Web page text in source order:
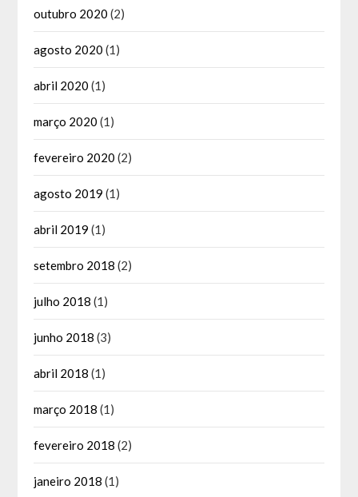
outubro 2020 (2)
agosto 2020 (1)
abril 2020 (1)
março 2020 (1)
fevereiro 2020 (2)
agosto 2019 (1)
abril 2019 (1)
setembro 2018 (2)
julho 2018 (1)
junho 2018 (3)
abril 2018 (1)
março 2018 (1)
fevereiro 2018 (2)
janeiro 2018 (1)